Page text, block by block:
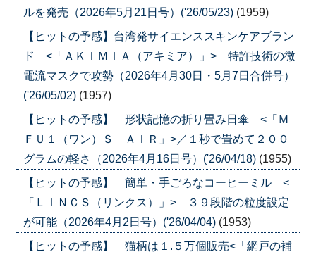
ルを発売（2026年5月21日号）('26/05/23) (1959)
【ヒットの予感】台湾発サイエンススキンケアブラン
ド <「ＡＫＩＭＩＡ（アキミア）」> 特許技術の微
電流マスクで攻勢（2026年4月30日・5月7日合併号）
('26/05/02) (1957)
【ヒットの予感】 形状記憶の折り畳み日傘 <「Ｍ
ＦＵ１（ワン）Ｓ ＡＩＲ」>／１秒で畳めて２００
グラムの軽さ（2026年4月16日号）('26/04/18) (1955)
【ヒットの予感】 簡単・手ごろなコーヒーミル <
「ＬＩＮＣＳ（リンクス）」> ３９段階の粒度設定
が可能（2026年4月2日号）('26/04/04) (1953)
【ヒットの予感】 猫柄は１.５万個販売<「網戸の補